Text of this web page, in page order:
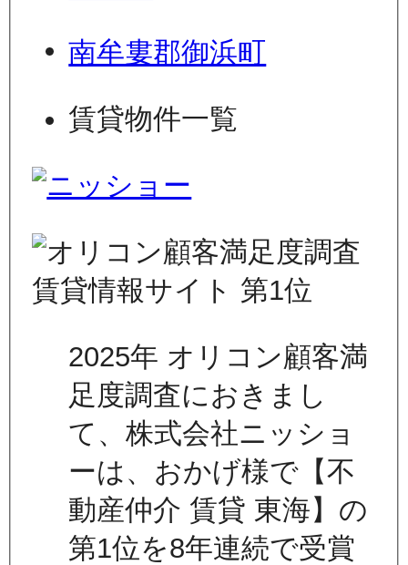
南牟婁郡御浜町
賃貸物件一覧
2025年 オリコン顧客満
足度調査におきまし
て、株式会社ニッショ
ーは、おかげ様で【不
動産仲介 賃貸 東海】の
第1位を8年連続で受賞